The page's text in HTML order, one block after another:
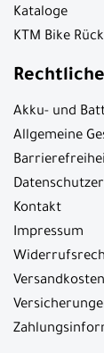
Kataloge
KTM Bike
Akku- und
Allgemeine
Kontakt
Impressum
Versandkosten